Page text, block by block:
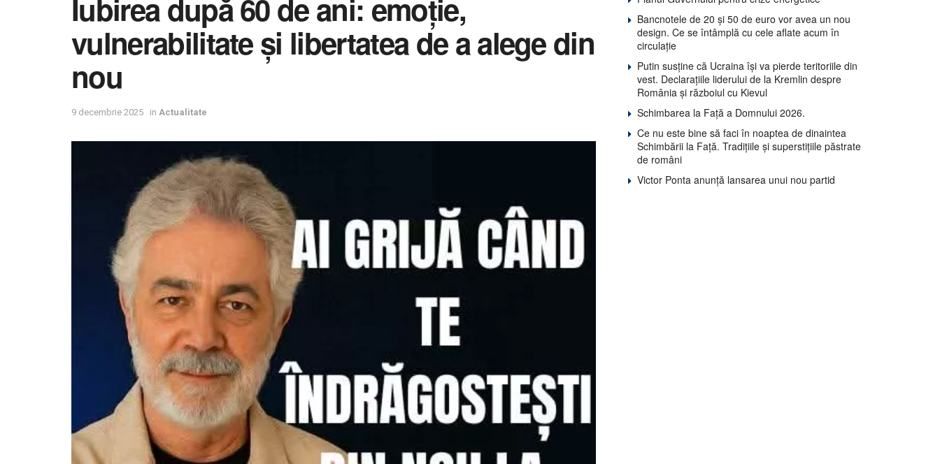
Iubirea după 60 de ani: emoție,
vulnerabilitate și libertatea de a alege din
nou
9 decembrie 2025 in Actualitate
Bancnotele de 20 și 50 de euro vor avea un nou
design. Ce se întâmplă cu cele aflate acum în
circulație
Putin susține că Ucraina își va pierde teritoriile din
vest. Declarațiile liderului de la Kremlin despre
România și războiul cu Kievul
Schimbarea la Față a Domnului 2026.
Ce nu este bine să faci în noaptea de dinaintea
Schimbării la Față. Tradițiile și superstițiile păstrate
de români
Victor Ponta anunță lansarea unui nou partid